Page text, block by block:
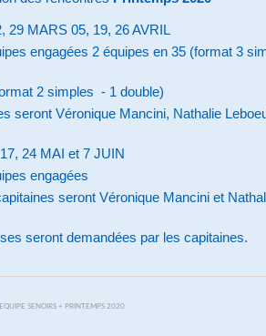
29 MARS 05, 19, 26 AVRIL
engagées 2 équipes en 35 (format 3
2 simples - 1 double)
seront Véronique Mancini, Nathalie
24 MAI et 7 JUIN
engagées
seront Véronique Mancini et
seront demandées par les capitaines.
SENOIRS + PRINTEMPS 2020